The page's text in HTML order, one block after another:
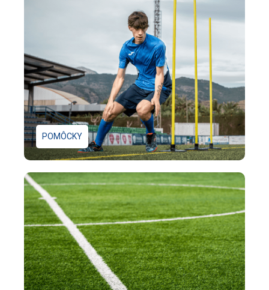
POMÔCKY